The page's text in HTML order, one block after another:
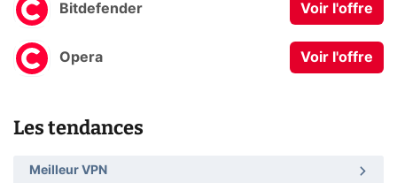
Bitdefender Voir l'offre
Opera Voir l'offre
Les tendances
Meilleur VPN